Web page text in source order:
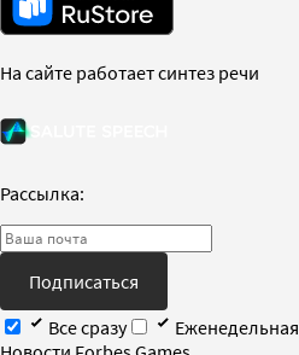
На сайте работает синтез речи
Рассылка:
Подписаться
Все сразу
Еженедельная